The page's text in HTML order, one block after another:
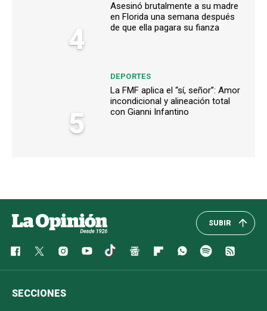
4
Asesinó brutalmente a su madre
en Florida una semana después
de que ella pagara su fianza
5
DEPORTES
La FMF aplica el “sí, señor”: Amor
incondicional y alineación total
con Gianni Infantino
SUBIR
SECCIONES